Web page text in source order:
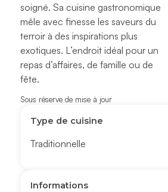
soigné. Sa cuisine gastronomique
mêle avec finesse les saveurs du
terroir à des inspirations plus
exotiques. L’endroit idéal pour un
repas d’affaires, de famille ou de
fête.
Sous réserve de mise à jour
Type de cuisine
Traditionnelle
Informations